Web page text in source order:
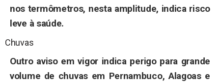
nos termômetros, nesta amplitude, indica risco
leve à saúde.
Chuvas
Outro aviso em vigor indica perigo para grande
volume de chuvas em Pernambuco, Alagoas e